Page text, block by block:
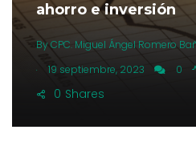
ahorro e inversión
ByCPC. Miguel Ángel Romero
.
19 septiembre, 2023 0
Shares
0